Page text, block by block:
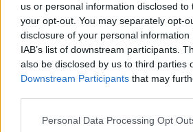
us or personal information disclosed
your opt-out. You may separately opt-
disclosure of your personal
IAB’s list of downstream participants.
also be disclosed by us to third parties
Downstream Participants that may
Please note that this website/app uses
Personal Data Processing Opt